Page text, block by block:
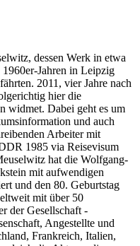
dessen Werk in etwa
Jahren in Leipzig
2011, vier Jahre nach
hier die
widmet. Dabei geht es um
und auch
Arbeiter mit
1985 via Reisevisum
hat die Wolfgang-
mit aufwendigen
und den 80. Geburtstag
mit über 50
der Gesellschaft -
Angestellte und
Frankreich, Italien,